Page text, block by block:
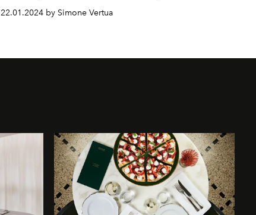
22.01.2024 by Simone Vertua